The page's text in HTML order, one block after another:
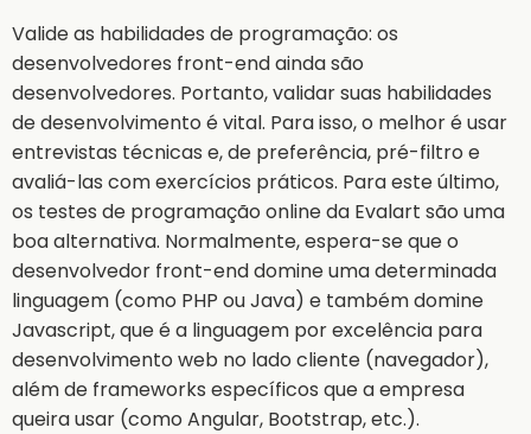
Valide as habilidades de programação: os
desenvolvedores front-end ainda são
desenvolvedores. Portanto, validar suas habilidades
de desenvolvimento é vital. Para isso, o melhor é usar
entrevistas técnicas e, de preferência, pré-filtro e
avaliá-las com exercícios práticos. Para este último,
os testes de programação online da Evalart são uma
boa alternativa. Normalmente, espera-se que o
desenvolvedor front-end domine uma determinada
linguagem (como PHP ou Java) e também domine
Javascript, que é a linguagem por excelência para
desenvolvimento web no lado cliente (navegador),
além de frameworks específicos que a empresa
queira usar (como Angular, Bootstrap, etc.).